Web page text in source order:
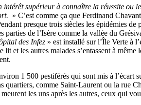
intérêt supérieur à connaître la réussite ou
» C’est comme ça que Ferdinand
presque trois siècles les épidémies
parties de l’Isère comme la vallée du
des Infez » est installé sur l’Île Verte à
lit et les autres malades s’entassent à
1 500 pestiférés qui sont mis à l’écart
quartiers, comme Saint-Laurent ou la rue
les uns après les autres, ceux qui